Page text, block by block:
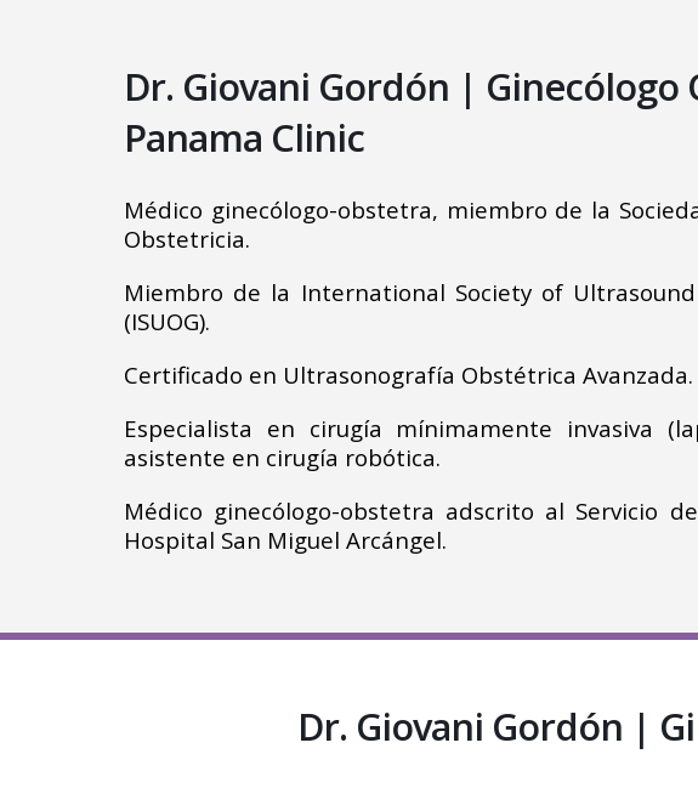
Dr. Giovani Gordón | Ginecólogo
Panama Clinic
Médico ginecólogo-obstetra, miembro de la
Obstetricia.
Miembro de la International Society of
(ISUOG).
Certificado en Ultrasonografía Obstétrica Avanzada.
Especialista en cirugía mínimamente invasiva
asistente en cirugía robótica.
Médico ginecólogo-obstetra adscrito al Servicio
Hospital San Miguel Arcángel.
Dr. Giovani Gordón |